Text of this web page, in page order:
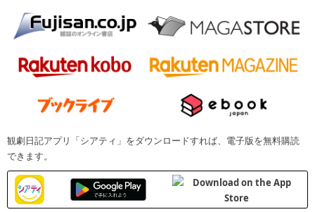
観劇日記アプリ「シアティ」をダウンロードすれば、電子版を無料購読
できます。